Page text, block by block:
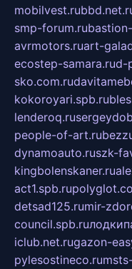
mobilvest.ru
smp-forum.ru
avrmotors.ruart-
ecostep-samara.rud-
sko.com.ru
kokoroyari.spb.ru
lenderoq.ru
people-of-art.ru
dynamoauto.ruszk-
kingbolenskaner.ru
act1.spb.ru
detsad125.rumir-
council.spb.ru
iclub.net.rugazon-
pylesostineco.ru